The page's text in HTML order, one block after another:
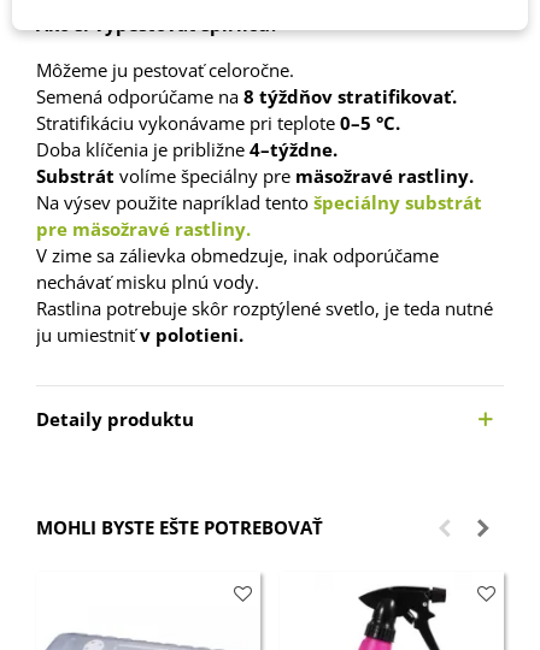
Ako si vypestovať špirlicu?
Môžeme ju pestovať celoročne.
Semená odporúčame na 8 týždňov stratifikovať.
Stratifikáciu vykonávame pri teplote 0–5 °C.
Doba klíčenia je približne 4–týždne.
Substrát volíme špeciálny pre mäsožravé rastliny.
Na výsev použite napríklad tento špeciálny substrát
pre mäsožravé rastliny.
V zime sa zálievka obmedzuje, inak odporúčame
nechávať misku plnú vody.
Rastlina potrebuje skôr rozptýlené svetlo, je teda nutné
ju umiestniťv polotieni.
Detaily produktu
MOHLI BYSTE EŠTE POTREBOVAŤ